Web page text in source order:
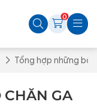
0
Tổng hợp những bộ
CHĂN GA